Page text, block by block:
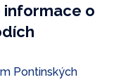
informace o
Pontinských